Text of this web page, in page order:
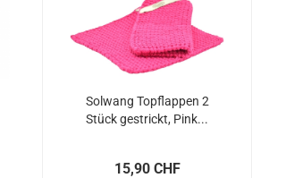
Solwang Topflappen 2
Stück gestrickt, Pink...
15,90 CHF